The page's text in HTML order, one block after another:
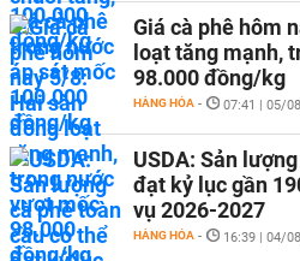
Giá cà phê hôm
loạt tăng mạnh,
98.000 đồng/kg
HÀNG HÓA - 07:41 | 05/
USDA: Sản
đạt kỷ lục gần
vụ 2026-2027
HÀNG HÓA - 16:39 | 04/